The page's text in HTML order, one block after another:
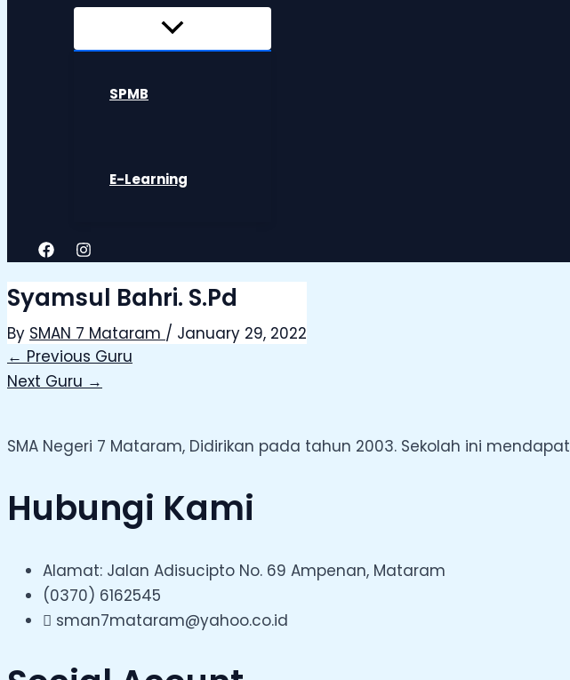
SPMB
E-Learning
Syamsul Bahri. S.Pd
By SMAN 7 Mataram / January 29, 2022
← Previous Guru
Next Guru →
SMA Negeri 7 Mataram, Didirikan pada tahun 2003. Sekolah ini
Hubungi Kami
Alamat: Jalan Adisucipto No. 69 Ampenan, Mataram
(0370) 6162545
sman7mataram@yahoo.co.id